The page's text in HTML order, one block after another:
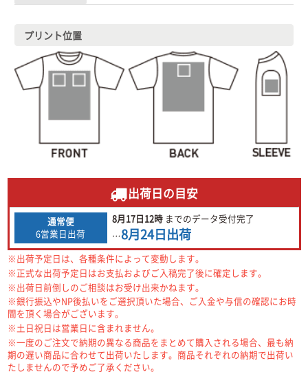
プリント位置
出荷日の目安
通常便
6営業日出荷
8月17日12時 までのデータ受付完了
…8月24日出荷
※出荷予定日は、各種条件によって変動します。
※正式な出荷予定日はお支払およびご入稿完了後に確定します。
※出荷日前倒しのご相談はお受け出来かねます。
※銀行振込やNP後払いをご選択頂いた場合、ご入金や与信の確認にお時
間を頂く場合がございます。
※土日祝日は営業日に含まれません。
※一度のご注文で納期の異なる商品をまとめて購入される場合、最も納
期の遅い商品に合わせて出荷いたします。商品それぞれの納期で出荷い
たしませんので予めご了承ください。